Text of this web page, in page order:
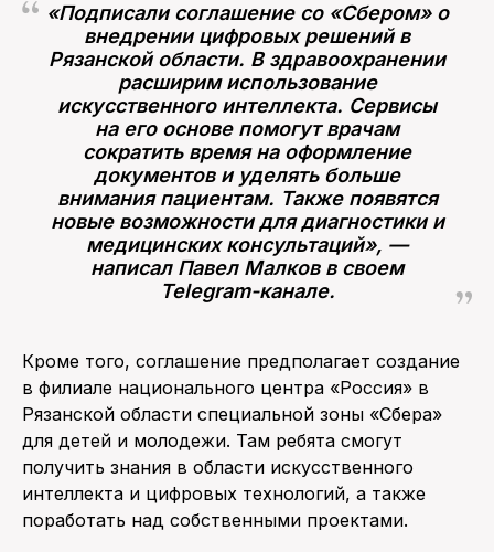
«Подписали соглашение со «Сбером» о
внедрении цифровых решений в
Рязанской области. В здравоохранении
расширим использование
искусственного интеллекта. Сервисы
на его основе помогут врачам
сократить время на оформление
документов и уделять больше
внимания пациентам. Также появятся
новые возможности для диагностики и
медицинских консультаций», —
написал Павел Малков в своем
Telegram-канале.
Кроме того, соглашение предполагает создание
в филиале национального центра «Россия» в
Рязанской области специальной зоны «Сбера»
для детей и молодежи. Там ребята смогут
получить знания в области искусственного
интеллекта и цифровых технологий, а также
поработать над собственными проектами.